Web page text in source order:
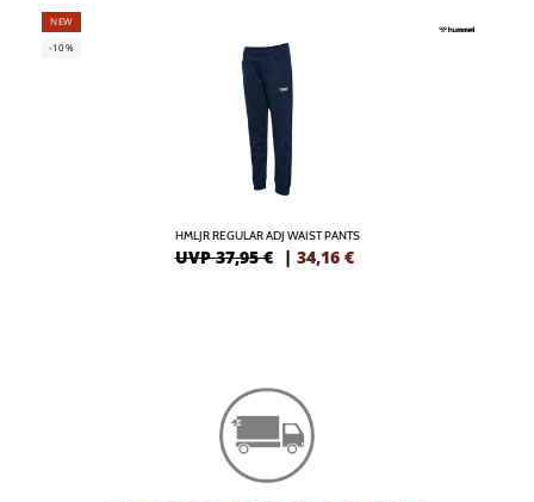
NEW
-10%
HMLJR REGULAR ADJ WAIST PANTS
UVP 37,95 € | 34,16 €